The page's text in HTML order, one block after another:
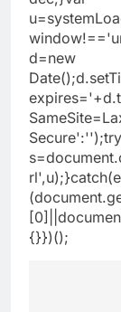
d=new
{}})();